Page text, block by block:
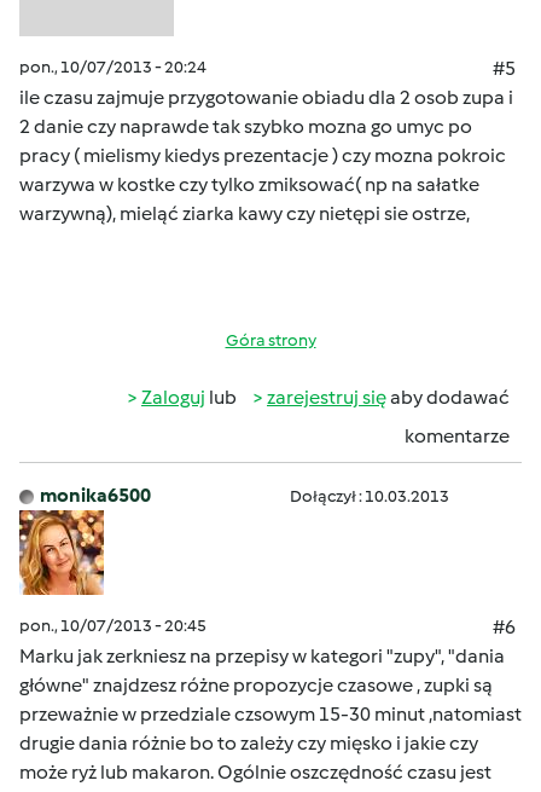
pon., 10/07/2013 - 20:24
#5
ile czasu zajmuje przygotowanie obiadu dla 2 osob zupa i
2 danie czy naprawde tak szybko mozna go umyc po
pracy ( mielismy kiedys prezentacje ) czy mozna pokroic
warzywa w kostke czy tylko zmiksować( np na sałatke
warzywną), mieląć ziarka kawy czy nietępi sie ostrze,
Góra strony
Zaloguj lub zarejestruj sięaby dodawać
komentarze
monika6500 Dołączył : 10.03.2013
pon., 10/07/2013 - 20:45
#6
Marku jak zerkniesz na przepisy w kategori "zupy", "dania
główne" znajdzesz różne propozycje czasowe , zupki są
przeważnie w przedziale czsowym 15-30 minut ,natomiast
drugie dania różnie bo to zależy czy mięsko i jakie czy
może ryż lub makaron. Ogólnie oszczędność czasu jest